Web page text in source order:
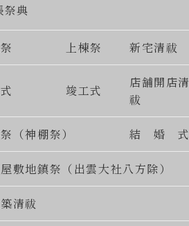
典
上棟祭 新宅清祓
竣工式
店舗開店清
祓
（神棚祭） 結 婚 式
敷地鎮祭（出雲大社八方除）
清祓